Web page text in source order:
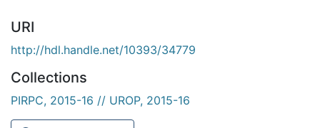
URI
http://hdl.handle.net/10393/34779
Collections
PIRPC, 2015-16 // UROP, 2015-16